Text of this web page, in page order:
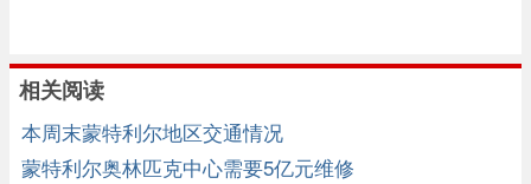
相关阅读
本周末蒙特利尔地区交通情况
蒙特利尔奥林匹克中心需要5亿元维修